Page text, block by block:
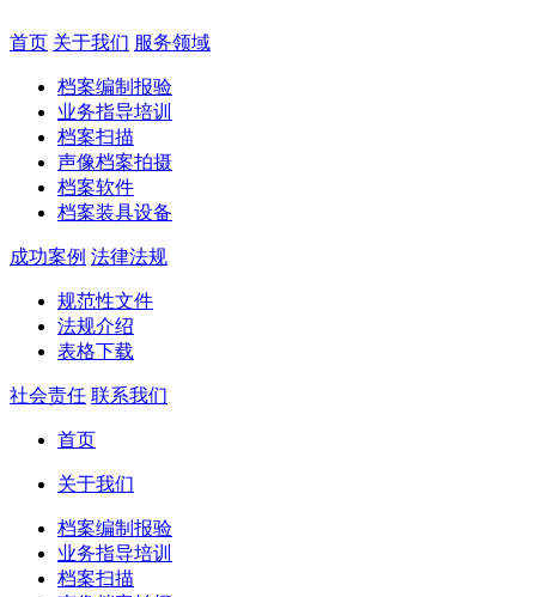
首页 关于我们 服务领域
档案编制报验
业务指导培训
档案扫描
声像档案拍摄
档案软件
档案装具设备
成功案例 法律法规
规范性文件
法规介绍
表格下载
社会责任 联系我们
首页
关于我们
档案编制报验
业务指导培训
档案扫描